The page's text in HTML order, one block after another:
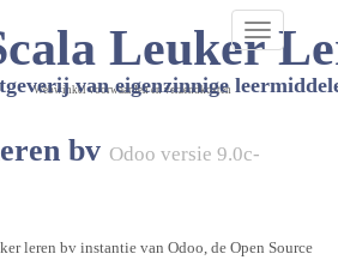
Toggle
navigation
Webwinkel voorwaarden en verzendkosten
Leuker
van eigenzinnige
bv Odoo versie 9.0c-
leren bv instantie van Odoo, de Open Source